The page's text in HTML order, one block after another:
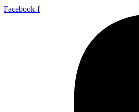
Facebook-f